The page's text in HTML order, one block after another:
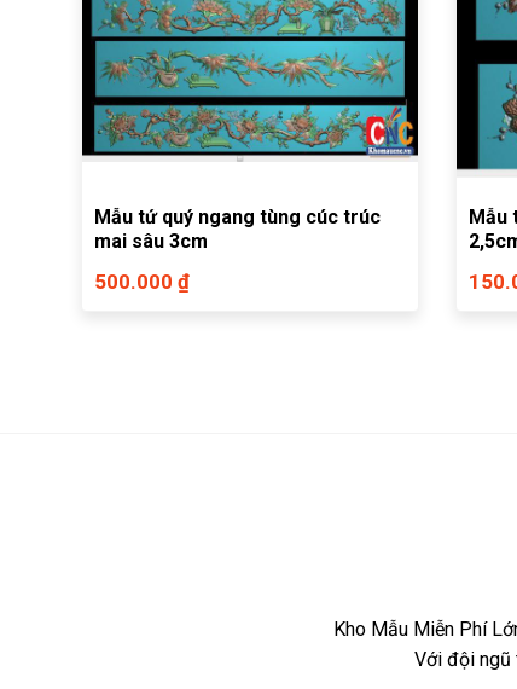
Mẫu tứ quý ngang tùng cúc trúc
mai sâu 3cm
500.000 ₫
Mẫu
Kho Mẫu Miễn Phí
Với đội ngũ